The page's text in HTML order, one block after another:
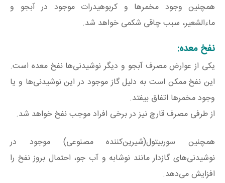
همچنین وجود مخمرها و کربوهیدرات موجود در آبجو و
ماءالشعیر، سبب چاقی شکمی خواهد شد.
نفخ معده:
یکی از عوارض مصرف آبجو و دیگر نوشیدنی‌ها نفخ معده است.
این نفخ ممکن است به دلیل گاز موجود در این نوشیدنی‌ها و یا
وجود مخمرها اتفاق بیفتد.
از طرفی مصرف قارچ نیز در برخی افراد موجب نفخ خواهد شد.
همچنین سوربیتول(شیرین‌کننده‌ مصنوعی) موجود در
نوشیدنی‌های گازدار مانند نوشابه و آب جو، احتمال بروز نفخ را
افزایش می‌دهد.